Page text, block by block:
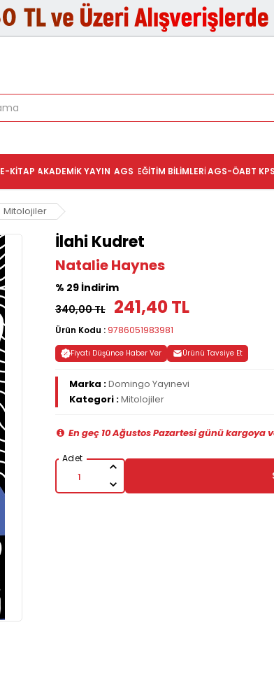
AGS-ÖABT
EĞITIM BILIMLERI
AGS
AKADEMIK YAYIN
E-KITAP
Mitolojiler
İlahi Kudret
Natalie Haynes
% 29 İndirim
340,00 TL
241,40 TL
Ürün Kodu : 9786051983981
Fiyatı Düşünce Haber Ver Ürünü Tavsiye Et
Marka :Domingo Yayınevi
Kategori :Mitolojiler
En geç 10 Ağustos Pazartesi günü kargoya